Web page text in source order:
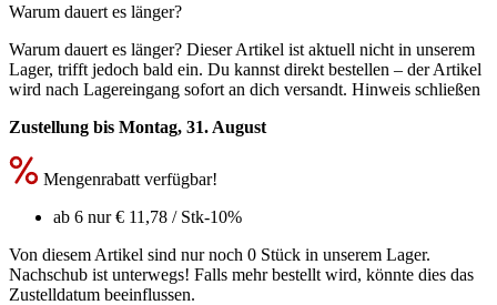
Warum dauert es länger?
Warum dauert es länger? Dieser Artikel ist aktuell nicht in unserem
Lager, trifft jedoch bald ein. Du kannst direkt bestellen – der Artikel
wird nach Lagereingang sofort an dich versandt. Hinweis schließen
Zustellung bis Montag, 31. August
Mengenrabatt verfügbar!
ab 6 nur€ 11,78 / Stk-10%
Von diesem Artikel sind nur noch 0 Stück in unserem Lager.
Nachschub ist unterwegs! Falls mehr bestellt wird, könnte dies das
Zustelldatum beeinflussen.